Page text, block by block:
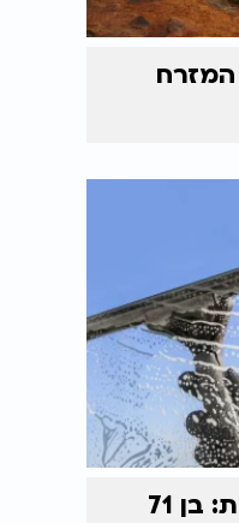
אליפות העולם בניקוי חלונות: בן 71